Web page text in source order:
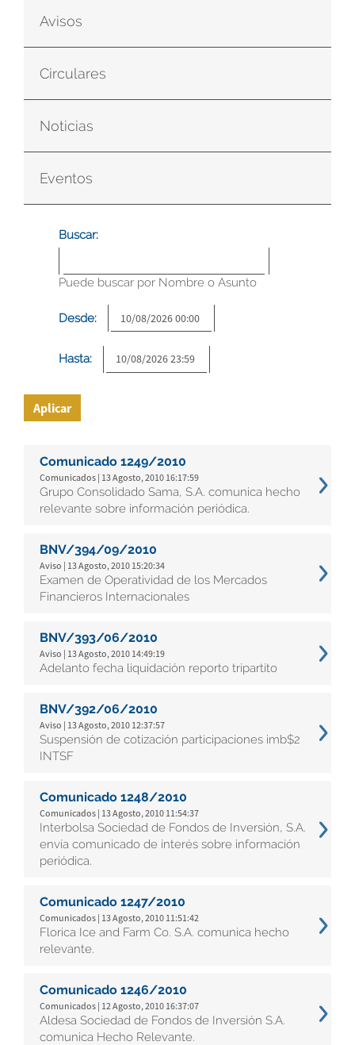
Avisos
Circulares
Noticias
Eventos
Buscar:
Puede buscar por Nombre o Asunto
Desde:
Hasta:
Aplicar
Comunicado 1249/2010
Comunicados | 13 Agosto, 2010 16:17:59
Grupo Consolidado Sama, S.A. comunica hecho
relevante sobre información periódica.
BNV/394/09/2010
Aviso | 13 Agosto, 2010 15:20:34
Examen de Operatividad de los Mercados
Financieros Internacionales
BNV/393/06/2010
Aviso | 13 Agosto, 2010 14:49:19
Adelanto fecha liquidación reporto tripartito
BNV/392/06/2010
Aviso | 13 Agosto, 2010 12:37:57
Suspensión de cotización participaciones imb$2
INTSF
Comunicado 1248/2010
Comunicados | 13 Agosto, 2010 11:54:37
Interbolsa Sociedad de Fondos de Inversión, S.A.
envía comunicado de interés sobre información
periódica.
Comunicado 1247/2010
Comunicados | 13 Agosto, 2010 11:51:42
Florica Ice and Farm Co. S.A. comunica hecho
relevante.
Comunicado 1246/2010
Comunicados | 12 Agosto, 2010 16:37:07
Aldesa Sociedad de Fondos de Inversión S.A.
comunica Hecho Relevante.